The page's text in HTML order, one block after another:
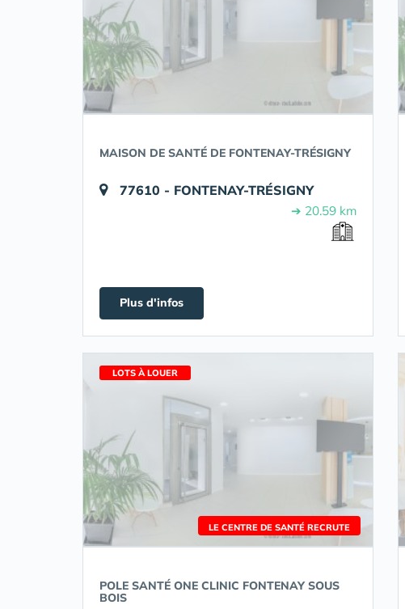
MAISON DE SANTÉ DE FONTENAY-TRÉSIGNY
77610 - FONTENAY-TRÉSIGNY
➔ 20.59 km
Plus d'infos
LE CENTRE DE SANTÉ RECRUTE
LOTS À LOUER
POLE SANTÉ ONE CLINIC FONTENAY SOUS
BOIS